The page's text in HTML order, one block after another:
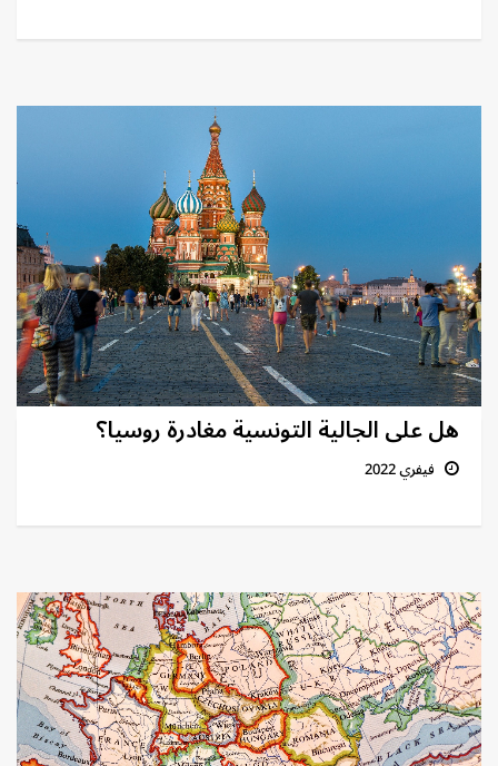
هل على الجالية التونسية مغادرة روسيا؟
فيفري 2022